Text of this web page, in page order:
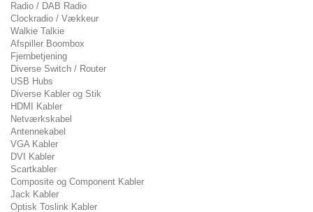
Radio / DAB Radio
Clockradio / Vækkeur
Walkie Talkie
Afspiller Boombox
Fjernbetjening
Diverse Switch / Router
USB Hubs
Diverse Kabler og Stik
HDMI Kabler
Netværkskabel
Antennekabel
VGA Kabler
DVI Kabler
Scartkabler
Composite og Component Kabler
Jack Kabler
Optisk Toslink Kabler